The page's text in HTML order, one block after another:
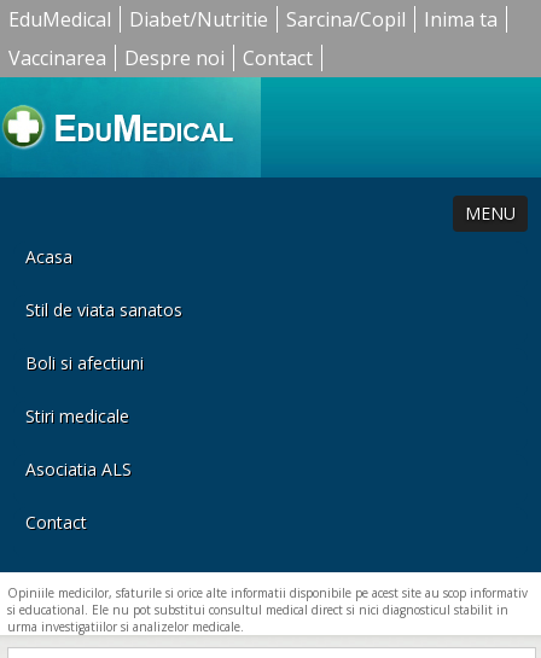
EduMedical Diabet/Nutritie Sarcina/Copil
Inima ta
Vaccinarea
Despre noi Contact
MENU
Acasa
Stil de viata sanatos
Boli si afectiuni
Stiri medicale
Asociatia ALS
Contact
Opiniile medicilor, sfaturile si orice alte informatii disponibile pe acest site au scop informativ
si educational. Ele nu pot substitui consultul medical direct si nici diagnosticul stabilit in
urma investigatiilor si analizelor medicale.